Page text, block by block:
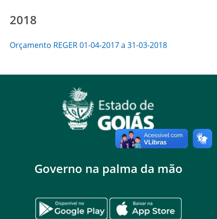
2018
Orçamento REGER 01-04-2017 a 31-03-2018
Governo na palma da mão